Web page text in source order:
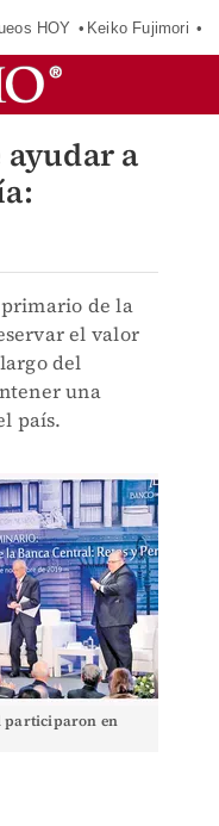
HOY Keiko Fujimori
a
de la
el valor
del
una
país.
participaron en